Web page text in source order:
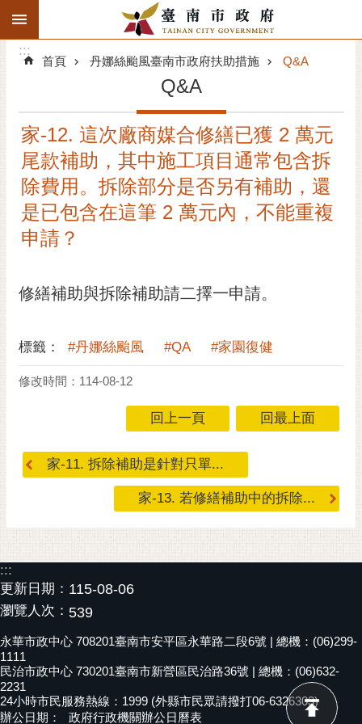
跳到主要內容區塊
搜
階
精彩府城
市府動態
市府團隊
市政資訊
市民互動
黃
螢
光
桐
花
祭
網
站
導
覽
訂
:::
:::
首頁 丹娜絲颱風臺南市政府扶助措施 Q&A
Q&A
家-12. 這次廠商媒合修繕已獲 2 萬元
尾款補助，其中施工項目通常包含拆
除費用。拆除部分是否另有補助，還
是已包含在這筆 2 萬元內，不能重複
申請？
修繕補助與拆除補助請二擇一申請。
標籤： #丹娜絲颱風 #QA #家園復健
修改時間：114-08-12
回上一頁 回最上面
家-11. 拆除補助是針對只單...
家-13. 若修繕補助中的拆除...
:::
更新日期： 115-08-06
瀏覽人次： 539
永華市政中心 708201臺南市安平區永華路二段6號 | 總機：(06)299-
1111
民治市政中心 730201臺南市新營區民治路36號 | 總機：(06)632-
2231
24小時市民服務熱線：1999 (外縣市民眾請撥打06-6326303)
辦公日期：
政府行政機關辦公日曆表